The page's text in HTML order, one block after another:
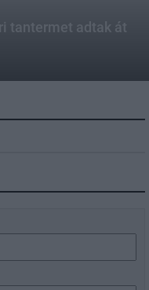
tantermet adtak át